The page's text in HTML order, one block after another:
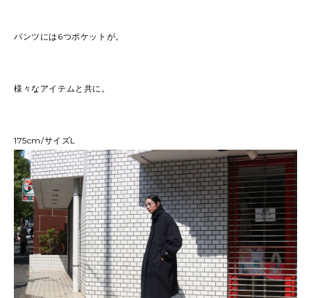
パンツには6つポケットが。
様々なアイテムと共に。
175cm/サイズL